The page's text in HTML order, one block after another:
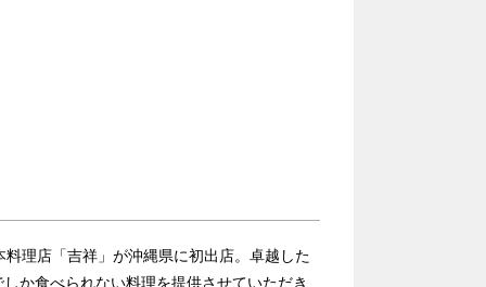
理店「吉祥」が沖縄県に初出店。卓越した
か食べられない料理を提供させていただき